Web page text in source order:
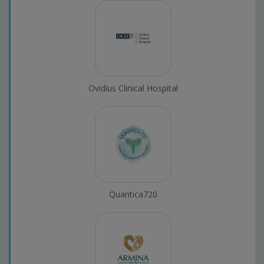
Ovidius Clinical Hospital
Quantica720